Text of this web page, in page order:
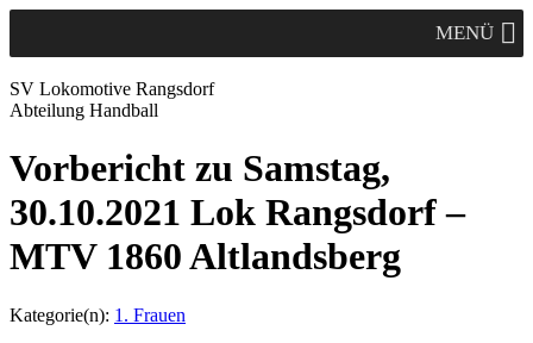
MENÜ
SV Lokomotive Rangsdorf
Abteilung Handball
Vorbericht zu Samstag,
30.10.2021 Lok Rangsdorf –
MTV 1860 Altlandsberg
Kategorie(n): 1. Frauen